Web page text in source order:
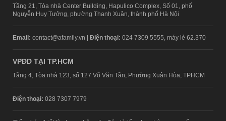
Tầng 21, Tòa nhà Center Building, Hapulico Complex, Số 01, phố
Nguyễn Huy Tưởng, phường Thanh Xuân, thành phố Hà Nội
Email: contact@afamily.vn | Điện thoại: 024 7309 5555, máy lẻ 62.370
VPĐD TẠI TP.HCM
Tầng 4, Tòa nhà 123, số 127 Võ Văn Tần, Phường Xuân Hòa, TPHCM
Điện thoại: 028 7307 7979